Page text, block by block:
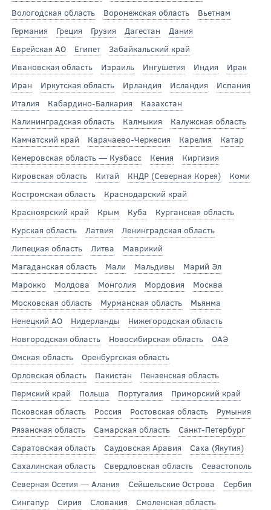
Вологодская область
Воронежская область
Вьетнам
Германия
Греция Грузия Дагестан
Дания
Еврейская АО
Египет
Забайкальский край
Ивановская область
Израиль Ингушетия Индия
Ирак
Иран
Иркутская область Ирландия Исландия
Испания
Италия
Кабардино-Балкария
Казахстан
Калининградская область
Калмыкия
Калужская область
Камчатский край
Карачаево-Черкесия Карелия
Катар
Кемеровская область — Кузбасс
Кения
Киргизия
Кировская область
Китай КНДР (Северная Корея)
Коми
Костромская область
Краснодарский край
Красноярский край
Крым Куба
Курганская область
Курская область
Латвия
Ленинградская область
Липецкая область
Литва
Маврикий
Магаданская область
Мали Мальдивы
Марий Эл
Марокко
Молдова Монголия Мордовия
Москва
Московская область
Мурманская область
Мьянма
Ненецкий АО
Нидерланды
Нижегородская область
Новгородская область
Новосибирская область
ОАЭ
Омская область
Оренбургская область
Орловская область
Пакистан
Пензенская область
Пермский край
Польша Португалия
Приморский край
Псковская область
Россия Ростовская область
Румыния
Рязанская область
Самарская область
Санкт-Петербург
Саратовская область
Саудовская Аравия
Саха (Якутия)
Сахалинская область
Свердловская область
Севастополь
Северная Осетия — Алания
Сейшельские Острова
Сербия
Сингапур
Сирия Словакия
Смоленская область